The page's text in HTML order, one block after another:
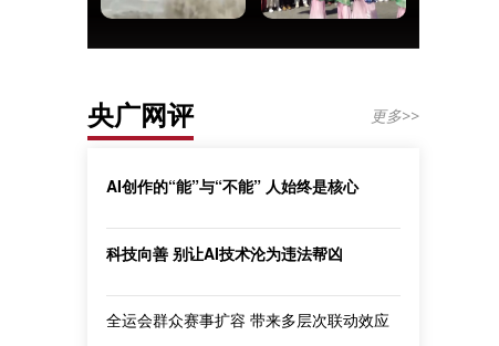
央广网评 更多>>
AI创作的“能”与“不能” 人始终是核心
科技向善 别让AI技术沦为违法帮凶
全运会群众赛事扩容 带来多层次联动效应